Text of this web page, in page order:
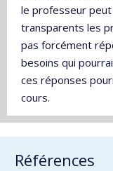
le professeur
transparents les
pas forcément
besoins qui
ces réponses
cours.
Références